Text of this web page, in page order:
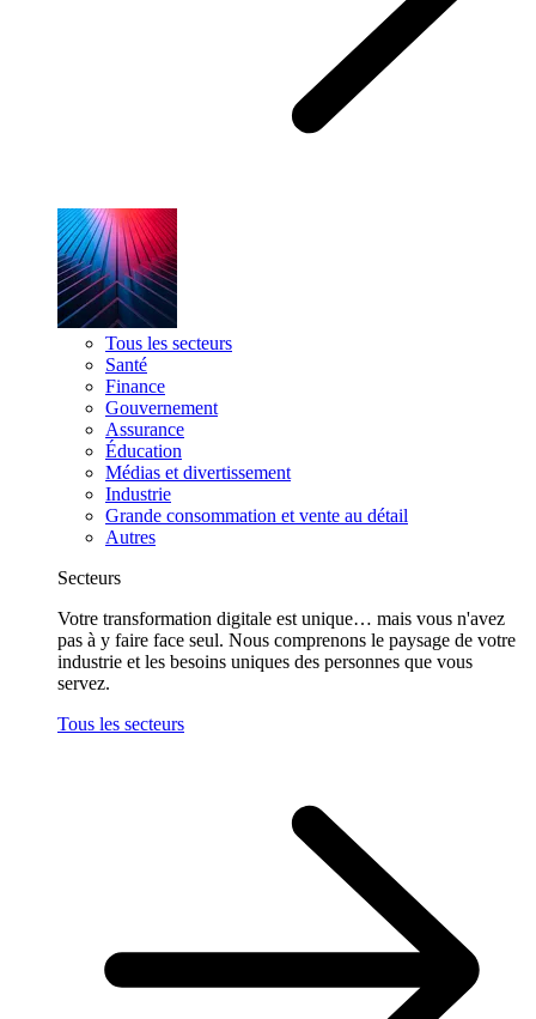
Tous les secteurs
Santé
Finance
Gouvernement
Assurance
Éducation
Médias et divertissement
Industrie
Grande consommation et vente au détail
Autres
Secteurs
Votre transformation digitale est unique… mais vous n'avez
pas à y faire face seul. Nous comprenons le paysage de votre
industrie et les besoins uniques des personnes que vous
servez.
Tous les secteurs